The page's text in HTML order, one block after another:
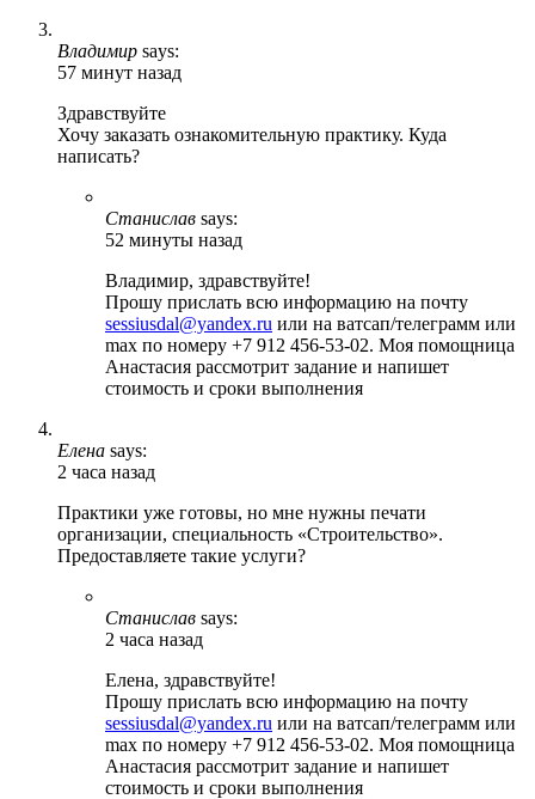
Владимир says:
57 минут назад
Здравствуйте
Хочу заказать ознакомительную практику. Куда
написать?
Станислав says:
52 минуты назад
Владимир, здравствуйте!
Прошу прислать всю информацию на почту
sessiusdal@yandex.ru или на ватсап/телеграмм или
max по номеру +7 912 456-53-02. Моя помощница
Анастасия рассмотрит задание и напишет
стоимость и сроки выполнения
Елена says:
2 часа назад
Практики уже готовы, но мне нужны печати
организации, специальность «Строительство».
Предоставляете такие услуги?
Станислав says:
2 часа назад
Елена, здравствуйте!
Прошу прислать всю информацию на почту
sessiusdal@yandex.ru или на ватсап/телеграмм или
max по номеру +7 912 456-53-02. Моя помощница
Анастасия рассмотрит задание и напишет
стоимость и сроки выполнения